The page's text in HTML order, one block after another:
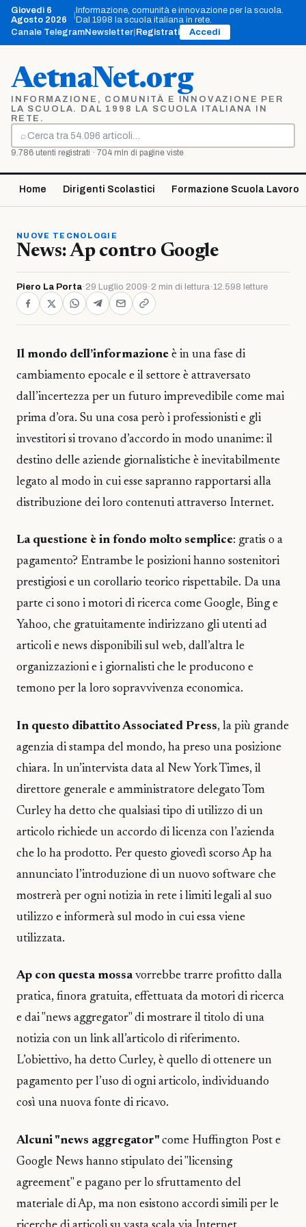
Vai
contenuto
Giovedì 6
Agosto 2026
Informazione, comunità e innovazione per la scuola.
Dal 1998 la scuola italiana in rete.
Canale TelegramNewsletter Registrati Accedi
AetnaNet.org
INFORMAZIONE, COMUNITÀ E INNOVAZIONE PER
LA SCUOLA. DAL 1998 LA SCUOLA ITALIANA IN
RETE.
⌕
Cerca
9.786 utenti registrati · 704 mln di pagine viste
Home Dirigenti Scolastici Formazione Scuola Lavoro
NUOVE TECNOLOGIE
News: Ap contro Google
Piero La Porta· 29 Luglio 2009 · 2 min di lettura·12.598 letture
Il mondo dell’informazione è in una fase di
cambiamento epocale e il settore è attraversato
dall’incertezza per un futuro imprevedibile come mai
prima d’ora. Su una cosa però i professionisti e gli
investitori si trovano d’accordo in modo unanime: il
destino delle aziende giornalistiche è inevitabilmente
legato al modo in cui esse sapranno rapportarsi alla
distribuzione dei loro contenuti attraverso Internet.
La questione è in fondo molto semplice: gratis o a
pagamento? Entrambe le posizioni hanno sostenitori
prestigiosi e un corollario teorico rispettabile. Da una
parte ci sono i motori di ricerca come Google, Bing e
Yahoo, che gratuitamente indirizzano gli utenti ad
articoli e news disponibili sul web, dall’altra le
organizzazioni e i giornalisti che le producono e
temono per la loro sopravvivenza economica.
In questo dibattito Associated Press, la più grande
agenzia di stampa del mondo, ha preso una posizione
chiara. In un’intervista data al New York Times, il
direttore generale e amministratore delegato Tom
Curley ha detto che qualsiasi tipo di utilizzo di un
articolo richiede un accordo di licenza con l’azienda
che lo ha prodotto. Per questo giovedì scorso Ap ha
annunciato l’introduzione di un nuovo software che
mostrerà per ogni notizia in rete i limiti legali al suo
utilizzo e informerà sul modo in cui essa viene
utilizzata.
Ap con questa mossavorrebbe trarre profitto dalla
pratica, finora gratuita, effettuata da motori di ricerca
e dai "news aggregator" di mostrare il titolo di una
notizia con un link all’articolo di riferimento.
L’obiettivo, ha detto Curley, è quello di ottenere un
pagamento per l’uso di ogni articolo, individuando
così una nuova fonte di ricavo.
Alcuni "news aggregator" come Huffington Post e
Google News hanno stipulato dei "licensing
agreement" e pagano per lo sfruttamento del
materiale di Ap, ma non esistono accordi simili per le